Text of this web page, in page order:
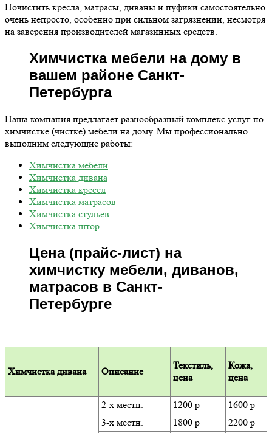
Почистить кресла, матрасы, диваны и пуфики самостоятельно
очень непросто, особенно при сильном загрязнении, несмотря
на заверения производителей магазинных средств.
Химчистка мебели на дому в
вашем районе Санкт-
Петербурга
Наша компания предлагает разнообразный комплекс услуг по
химчистке (чистке) мебели на дому. Мы профессионально
выполним следующие работы:
Химчистка мебели
Химчистка дивана
Химчистка кресел
Химчистка матрасов
Химчистка стульев
Химчистка штор
Цена (прайс-лист) на
химчистку мебели, диванов,
матрасов в Санкт-
Петербурге
Химчистка дивана Описание
Текстиль,
цена
Кожа,
цена
2-х местн. 1200 р
1600 р
3-х местн.
1800 р
2200 р